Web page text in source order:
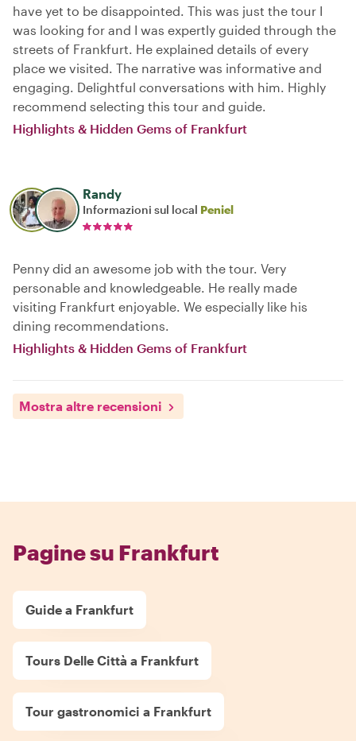
have yet to be disappointed. This was just the tour I
was looking for and I was expertly guided through the
streets of Frankfurt. He explained details of every
place we visited. The narrative was informative and
engaging. Delightful conversations with him. Highly
recommend selecting this tour and guide.
Highlights & Hidden Gems of Frankfurt
Randy
Informazioni sul local Peniel
Penny did an awesome job with the tour. Very
personable and knowledgeable. He really made
visiting Frankfurt enjoyable. We especially like his
dining recommendations.
Highlights & Hidden Gems of Frankfurt
Mostra altre recensioni
Pagine su Frankfurt
Guide a Frankfurt
Tours Delle Città a Frankfurt
Tour gastronomici a Frankfurt